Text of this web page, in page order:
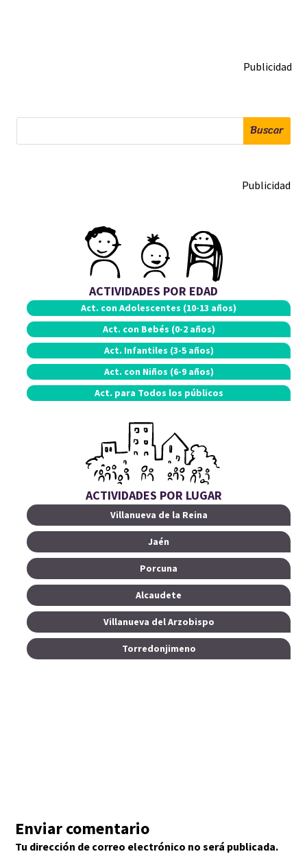
Publicidad
Buscar
Publicidad
ACTIVIDADES POR EDAD
Act. con Adolescentes (10-13 años)
Act. con Bebés (0-2 años)
Act. Infantiles (3-5 años)
Act. con Niños (6-9 años)
Act. para Todos los públicos
ACTIVIDADES POR LUGAR
Villanueva de la Reina
Jaén
Porcuna
Alcaudete
Villanueva del Arzobispo
Torredonjimeno
Enviar comentario
Tu dirección de correo electrónico no será publicada.